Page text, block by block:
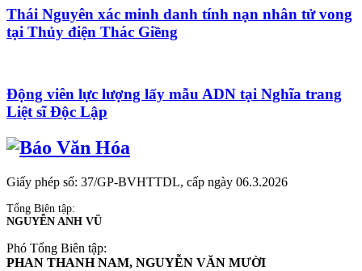
Thái Nguyên xác minh danh tính nạn nhân tử vong
tại Thủy điện Thác Giềng
Động viên lực lượng lấy mẫu ADN tại Nghĩa trang
Liệt sĩ Độc Lập
Giấy phép số: 37/GP-BVHTTDL, cấp ngày 06.3.2026
Tổng Biên tập:
NGUYỄN ANH VŨ
Phó Tổng Biên tập:
PHAN THANH NAM, NGUYỄN VĂN MƯỜI